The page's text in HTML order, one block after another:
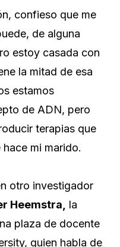
confieso que me
de alguna
estoy casada con
la mitad de esa
estamos
de ADN, pero
terapias que
mi marido.
otro investigador
Heemstra,
la
plaza de docente
quien habla de